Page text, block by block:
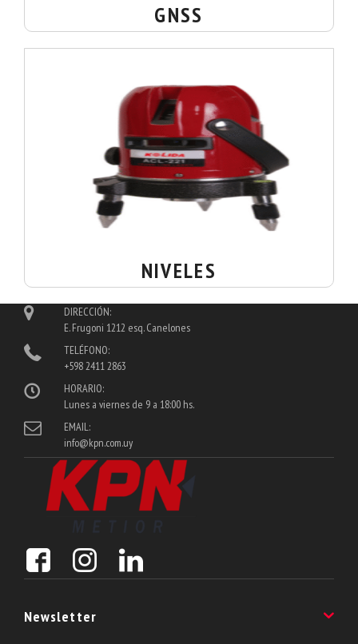
GNSS
NIVELES
DIRECCIÓN:
E. Frugoni 1212 esq. Canelones
TELÉFONO:
+598 2411 2863
HORARIO:
Lunes a viernes de 9 a 18:00 hs.
EMAIL:
info@kpn.com.uy
Newsletter